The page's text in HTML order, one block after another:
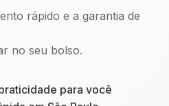
rápido e a garantia de
no seu bolso.
para você